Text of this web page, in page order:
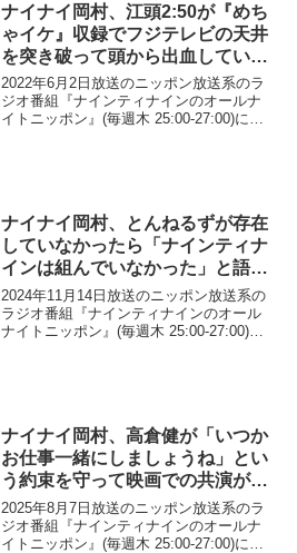
ナイナイ岡村、江頭2:50が『めち
ゃイケ』収録でフジテレビの天井
を突き破って頭から出血していた
と明かす「江頭さんって、実はめ
ちゃくちゃ『めちゃイケ』で血ぃ
出てる」
2022年6月2日放送のニッポン放送系のラ
ジオ番組『ナインティナインのオールナ
イトニッポン』(毎週木 25:00-27:00)に
ナイナイ岡村、とんねるずが存在
していなかったら「ナインティナ
インは組んでいなかった」と語る
「とんねるずを追いかけて…」
2024年11月14日放送のニッポン放送系の
ラジオ番組『ナインティナインのオール
ナイトニッポン』(毎週木 25:00-27:00)に
ナイナイ岡村、高倉健が「いつか
お仕事一緒にしましょうね」とい
う約束を守って映画での共演が叶
った過去「約束をしてくれたか
ら…」
2025年8月7日放送のニッポン放送系のラ
ジオ番組『ナインティナインのオールナ
イトニッポン』(毎週木 25:00-27:00)に